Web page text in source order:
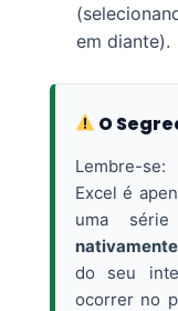
em diante).
O
Lembre-
Excel é
uma
do seu
ocorrer no